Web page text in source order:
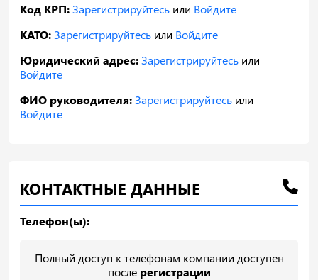
Код КРП:Зарегистрируйтесь или Войдите
КАТО:Зарегистрируйтесь или Войдите
Юридический адрес:Зарегистрируйтесь или
Войдите
ФИО руководителя:Зарегистрируйтесь или
Войдите
КОНТАКТНЫЕ ДАННЫЕ
Телефон(ы):
Полный доступ к телефонам компании доступен
после регистрации